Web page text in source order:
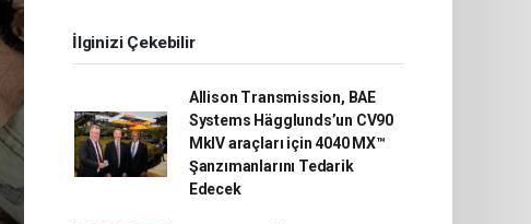
İlginizi Çekebilir
Allison Transmission, BAE
Systems Hägglunds’un CV90
MkIV araçları için 4040 MX™
Şanzımanlarını Tedarik
Edecek